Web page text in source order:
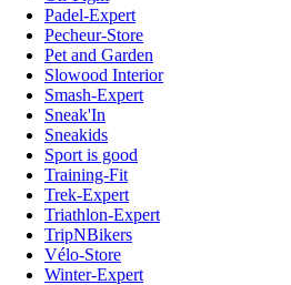
Padel-Expert
Pecheur-Store
Pet and Garden
Slowood Interior
Smash-Expert
Sneak'In
Sneakids
Sport is good
Training-Fit
Trek-Expert
Triathlon-Expert
TripNBikers
Vélo-Store
Winter-Expert